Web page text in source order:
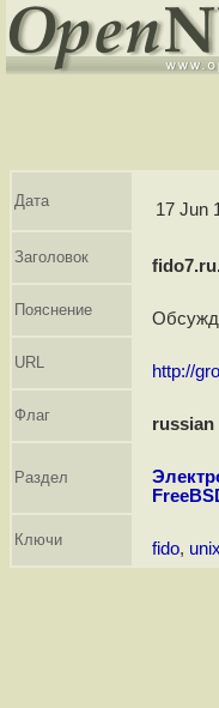
Дата 17 Jun
Заголовок
Пояснение
URL http://
Флаг russian
Раздел
Ключи fido, unix